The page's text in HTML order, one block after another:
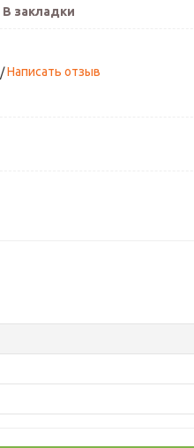
В закладки
/Написать отзыв